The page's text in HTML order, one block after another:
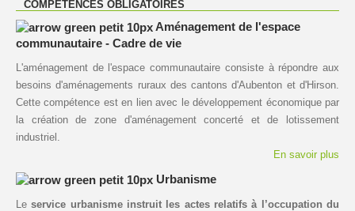
COMPÉTENCES OBLIGATOIRES
Aménagement de l'espace
communautaire - Cadre de vie
L'aménagement de l'espace communautaire consiste à répondre aux
besoins d'aménagements ruraux des cantons d'Aubenton et d'Hirson.
Cette compétence est en lien avec le développement économique par
la création de zone d'aménagement concerté et de lotissement
industriel.
En savoir plus
Urbanisme
Leservice urbanisme instruit les actes relatifs à l’occupation du